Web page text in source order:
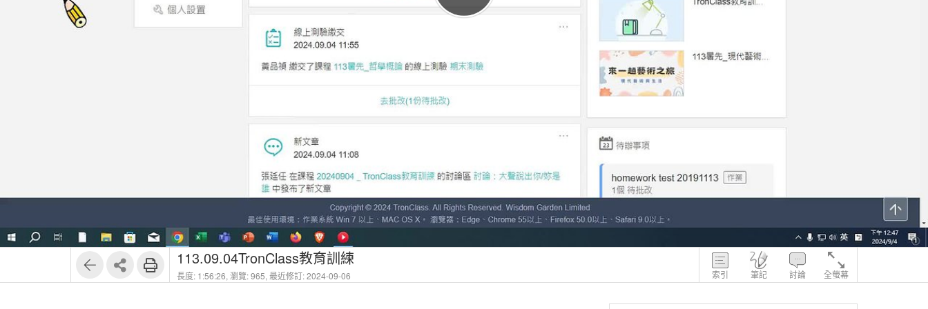
121
索引 筆記 討論 全螢幕
113.09.04TronClass教育訓練
長度: 1:56:26, 瀏覽: 965, 最近修訂: 2024-09-06